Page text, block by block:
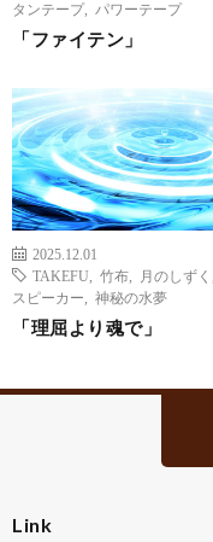
タンテープ, パワーテープ
「ファイテン」
2025.12.01
TAKEFU
竹布 月のしずく
スピーカー
神秘の水夢
「理屈より魂で」
Link